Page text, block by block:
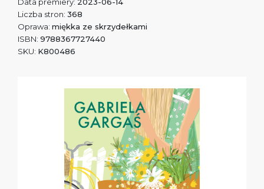
Liczba stron: 368
Oprawa: miękka ze skrzydełkami
ISBN: 9788367727440
SKU: K800486